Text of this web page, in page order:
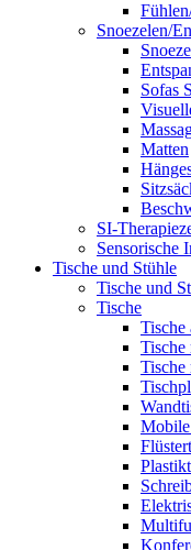
Snoezelen/
Sofas
Matten
SI-
Sensorische
Tische und Stühle
Tische und
Tische
Tische
Tische
Tische
Mobile